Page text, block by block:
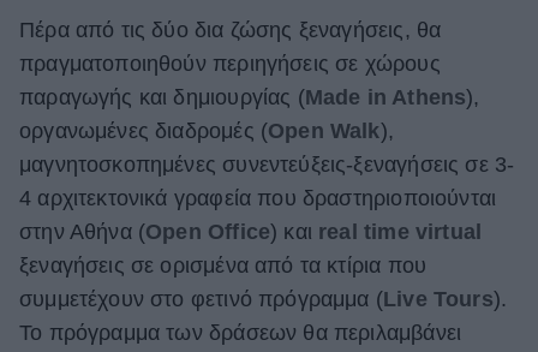
Πέρα από τις δύο δια ζώσης ξεναγήσεις, θα
πραγματοποιηθούν περιηγήσεις σε χώρους
παραγωγής και δημιουργίας (Made in Athens),
οργανωμένες διαδρομές (Open Walk),
μαγνητοσκοπημένες συνεντεύξεις-ξεναγήσεις σε 3-
4 αρχιτεκτονικά γραφεία που δραστηριοποιούνται
στην Αθήνα (Open Office) και real time virtual
ξεναγήσεις σε ορισμένα από τα κτίρια που
συμμετέχουν στο φετινό πρόγραμμα (Live Tours).
Το πρόγραμμα των δράσεων θα περιλαμβάνει